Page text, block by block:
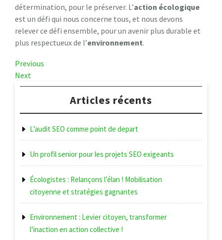
détermination, pour le préserver. L’action écologique
est un défi qui nous concerne tous, et nous devons
relever ce défi ensemble, pour un avenir plus durable et
plus respectueux de l’environnement.
Navigation
de
l’article
Previous
Post
Previous
Next
Post
Next
Articles récents
L’audit SEO comme point de depart
Un profil senior pour les projets SEO exigeants
Écologistes : Relançons l’élan ! Mobilisation
citoyenne et stratégies gagnantes
Environnement : Levier citoyen, transformer
l’inaction en action collective !